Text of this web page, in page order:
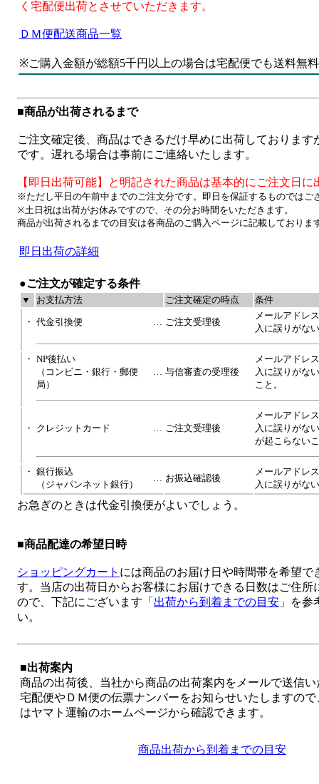
く宅配便出荷とさせていただきます。
ＤＭ便配送商品一覧
※ご購入金額が総額5千円以上の場合は宅配便でも送料無
■商品が出荷されるまで
ご注文確定後、商品はできるだけ早めに出荷しております
です。遅れる場合は事前にご連絡いたします。
【即日出荷可能】と明記された商品は基本的にご注文日に
※ただし平日の午前中までのご注文分です。即日を保証するものではご
※土日祝は出荷がお休みですので、その分お時間をいただきます。
商品が出荷されるまでの目安は各商品のご購入ページに記載しておりま
即日出荷の詳細
●ご注文が確定する条件
▼ お支払方法 ご注文確定の時点 条件
・ 代金引換便 … ご注文受理後
メールアドレ
入に誤りがな
・ NP後払い
（コンビニ・銀行・郵便
局）
… 与信審査の受理後
メールアドレ
入に誤りがな
こと。
・ クレジットカード … ご注文受理後
メールアドレ
入に誤りがな
が起こらない
・ 銀行振込
（ジャパンネット銀行）
… お振込確認後
メールアドレ
入に誤りがな
お急ぎのときは代金引換便がよいでしょう。
■商品配達の希望日時
ショッピングカート には商品のお届け日や時間帯を希望で
す。当店の出荷日からお客様にお届けできる日数はご住所
ので、下記にございます「 出荷から到着までの目安 」を参
い。
■出荷案内
商品の出荷後、当社から商品の出荷案内をメールで送信
宅配便やＤＭ便の伝票ナンバーをお知らせいたしますの
はヤマト運輸のホームページから確認できます。
商品出荷から到着までの目安